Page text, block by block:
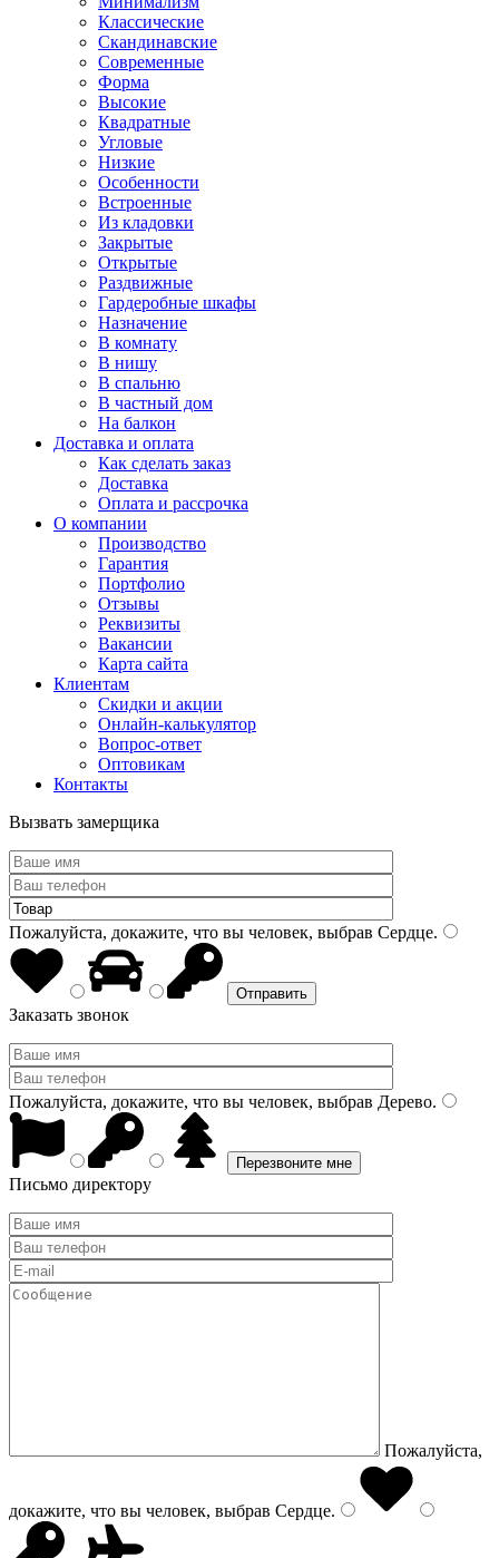
Классические
Скандинавские
Современные
Форма
Высокие
Квадратные
Угловые
Низкие
Особенности
Встроенные
Из кладовки
Закрытые
Открытые
Раздвижные
Гардеробные шкафы
Назначение
В комнату
В нишу
В спальню
В частный дом
На балкон
Доставка и оплата
Как сделать заказ
Доставка
Оплата и рассрочка
О компании
Производство
Гарантия
Портфолио
Отзывы
Реквизиты
Вакансии
Карта сайта
Клиентам
Скидки и акции
Онлайн-калькулятор
Вопрос-ответ
Оптовикам
Контакты
Вызвать замерщика
Пожалуйста, докажите, что вы человек, выбрав Сердце.
Заказать звонок
Пожалуйста, докажите, что вы человек, выбрав Дерево.
Письмо директору
Пожалуйста,
докажите, что вы человек, выбрав Сердце.